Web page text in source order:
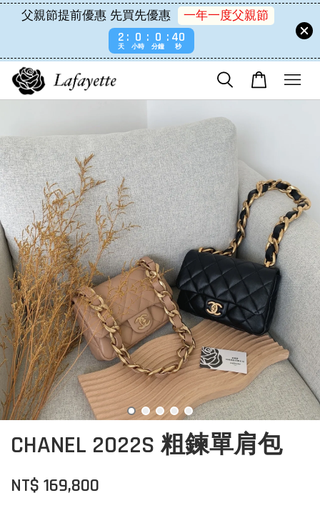
父親節提前優惠 先買先優惠
一年一度父親節
2
天
0
小時
0
分鐘
40
秒
CHANEL 2022S 粗鍊單肩包
NT$ 169,800